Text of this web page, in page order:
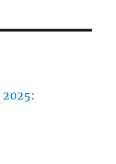
2025: